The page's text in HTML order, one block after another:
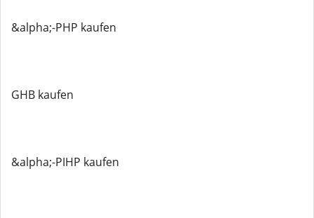
&alpha;-PHP kaufen
GHB kaufen
&alpha;-PIHP kaufen